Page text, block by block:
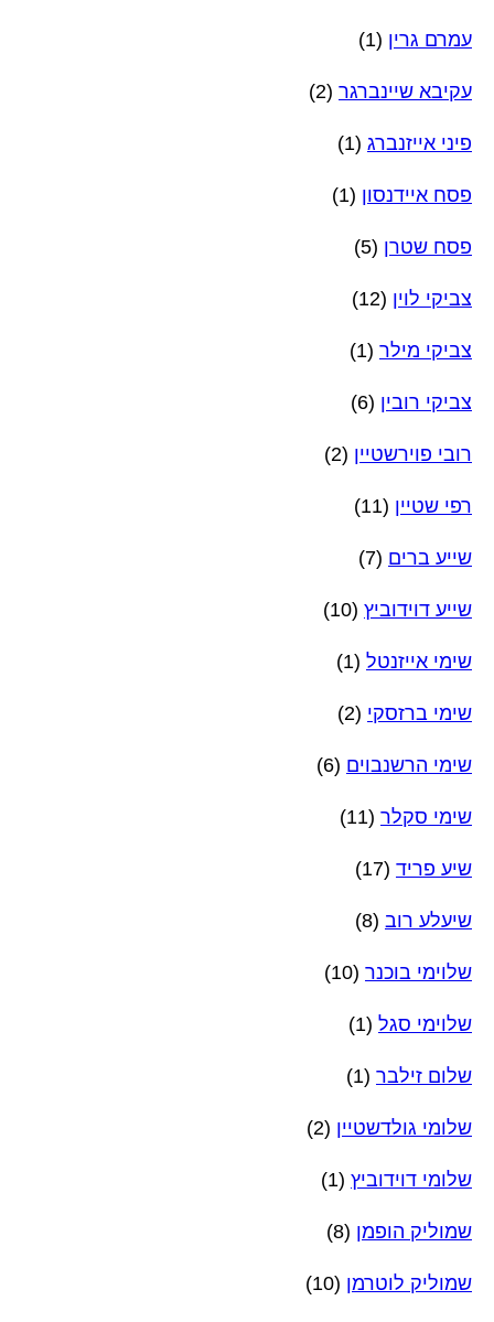
עמרם גרין (1)
עקיבא שיינברגר (2)
פיני אייזנברג (1)
פסח איידנסון (1)
פסח שטרן (5)
צביקי לוין (12)
צביקי מילר (1)
צביקי רובין (6)
רובי פוירשטיין (2)
רפי שטיין (11)
שייע ברים (7)
שייע דוידוביץ (10)
שימי אייזנטל (1)
שימי ברזסקי (2)
שימי הרשנבוים (6)
שימי סקלר (11)
שיע פריד (17)
שיעלע רוב (8)
שלוימי בוכנר (10)
שלוימי סגל (1)
שלום זילבר (1)
שלומי גולדשטיין (2)
שלומי דוידוביץ (1)
שמוליק הופמן (8)
שמוליק לוטרמן (10)